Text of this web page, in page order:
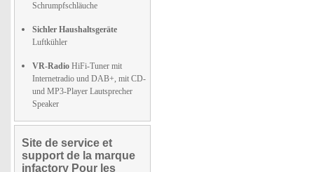
Schrumpfschläuche
Sichler Haushaltsgeräte
Luftkühler
VR-Radio HiFi-Tuner mit
Internetradio und DAB+, mit CD-
und MP3-Player Lautsprecher
Speaker
Site de service et
support de la marque
infactory Pour les